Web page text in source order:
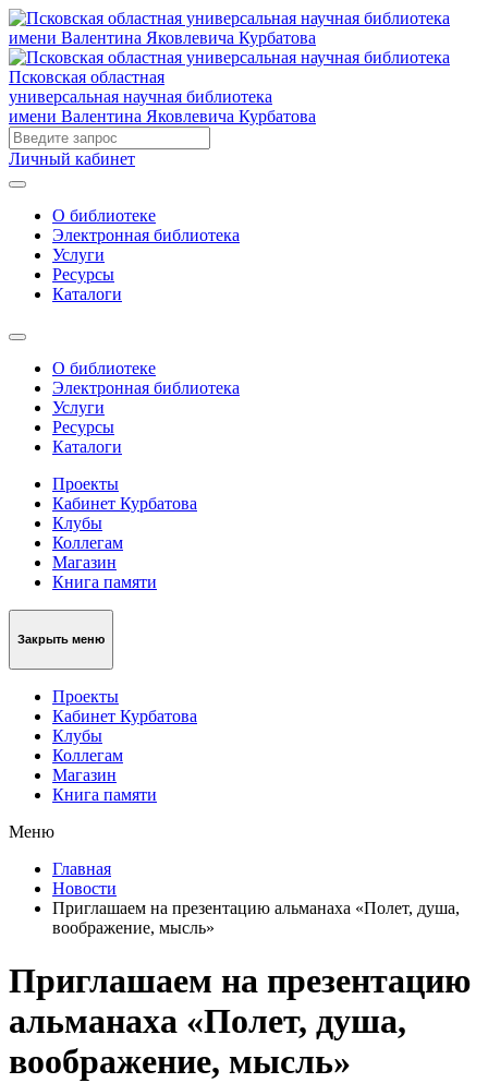
Псковская областная
универсальная научная библиотека
имени Валентина Яковлевича Курбатова
Личный кабинет
О библиотеке
Электронная библиотека
Услуги
Ресурсы
Каталоги
О библиотеке
Электронная библиотека
Услуги
Ресурсы
Каталоги
Проекты
Кабинет Курбатова
Клубы
Коллегам
Магазин
Книга памяти
Закрыть меню
Проекты
Кабинет Курбатова
Клубы
Коллегам
Магазин
Книга памяти
Меню
Главная
Новости
Приглашаем на презентацию альманаха «Полет, душа,
воображение, мысль»
Приглашаем на презентацию
альманаха «Полет, душа,
воображение, мысль»